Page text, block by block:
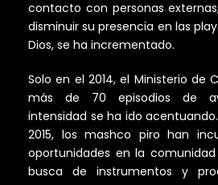
contacto con personas
disminuir su presencia en las
Dios, se ha incrementado.
Solo en el 2014, el Ministerio de
más de 70 episodios de
intensidad se ha ido
2015, los mashco piro han
oportunidades en la
busca de instrumentos y